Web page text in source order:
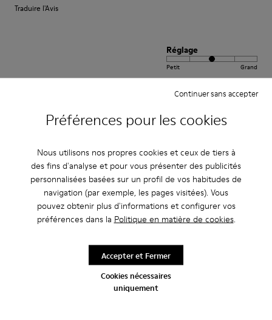
Préférences pour les cookies
Nous utilisons nos propres cookies et ceux de tiers à
des fins d'analyse et pour vous présenter des publicités
personnalisées basées sur un profil de vos habitudes de
navigation (par exemple, les pages visitées). Vous
pouvez obtenir plus d'informations et configurer vos
préférences dans la Politique en matière de cookies.
Cookies nécessaires
uniquement
Continuer sans accepter
Accepter et Fermer
Traduire l'Avis
Réglage
Petit Grand
Largeur
Étroite Large
il y a 4 ans
¡Geniales! Los compro todos los años. Son comodísimos para mi hijo.
Estupendos en cualquier ocasión.
Traduire l'Avis
Petit
Largeur